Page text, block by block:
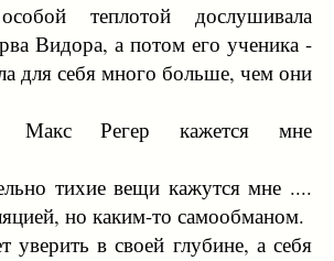
теплотой дослушивала
Видора, а потом его ученика -
для себя много больше, чем они
Макс Регер кажется мне
тихие вещи кажутся мне ....
но каким-то самообманом.
уверить в своей глубине, а себя